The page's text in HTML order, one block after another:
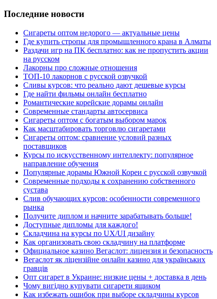
Последние новости
Сигареты оптом недорого — актуальные цены
Где купить стропы для промышленного крана в Алматы
Раздачи игр на ПК бесплатно: как не пропустить акции
на русском
Лакорны про сложные отношения
ТОП-10 лакорнов с русской озвучкой
Сливы курсов: что реально дают дешевые курсы
Где найти фильмы онлайн бесплатно
Романтические корейские дорамы онлайн
Современные стандарты автосервиса
Сигареты оптом с богатым выбором марок
Как масштабировать торговлю сигаретами
Сигареты оптом: сравнение условий разных
поставщиков
Курсы по искусственному интеллекту: популярное
направление обучения
Популярные дорамы Южной Кореи с русской озвучкой
Современные подходы к сохранению собственного
сустава
Слив обучающих курсов: особенности современного
рынка
Получите диплом и начните зарабатывать больше!
Доступные дипломы для каждого!
Складчина на курсы по UX/UI дизайну
Как организовать свою складчину на платформе
Официальное казино Вегаслот: лицензия и безопасность
Вегаслот як ліцензійне онлайн казино для українських
гравців
Опт сигарет в Украине: низкие цены + доставка в день
Чому вигідно купувати сигарети ящиком
Как избежать ошибок при выборе складчины курсов